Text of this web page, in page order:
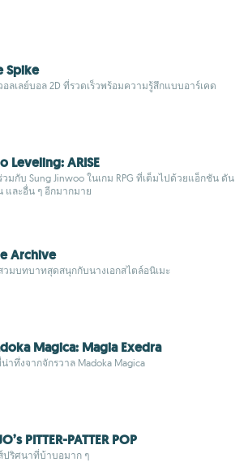
Spike
อลเลย์บอล 2D ที่รวดเร็วพร้อมความรู้สึกแบบอาร์เคด
Leveling: ARISE
วมกับ Sung Jinwoo ในเกม RPG ที่เต็มไปด้วยแอ็กชัน ดัน
และอื่น ๆ อีกมากมาย
Archive
วมบทบาทสุดสนุกกับนางเอกสไตล์อนิเมะ
Magica: Magia Exedra
าทึ่งจากจักรวาล Madoka Magica
PITTER-PATTER POP
ปริศนาที่บ้าบอมาก ๆ